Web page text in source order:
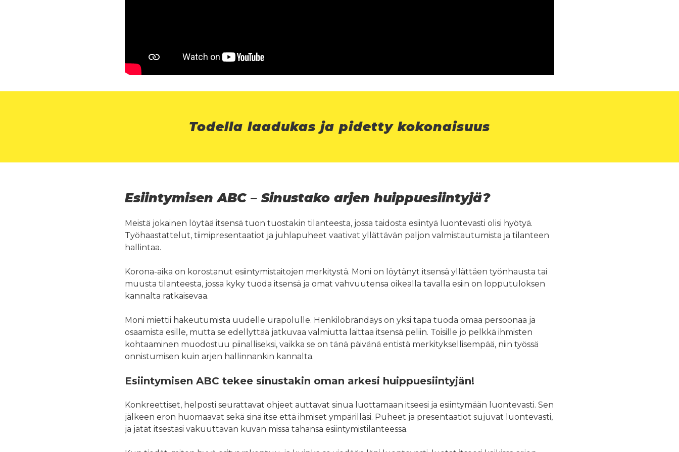
Todella laadukas ja pidetty kokonaisuus
Esiintymisen ABC – Sinustako arjen huippuesiintyjä?
Meistä jokainen löytää itsensä tuon tuostakin tilanteesta, jossa taidosta esiintyä luontevasti olisi hyötyä.
Työhaastattelut, tiimipresentaatiot ja juhlapuheet vaativat yllättävän paljon valmistautumista ja tilanteen
hallintaa.
Korona-aika on korostanut esiintymistaitojen merkitystä. Moni on löytänyt itsensä yllättäen työnhausta tai
muusta tilanteesta, jossa kyky tuoda itsensä ja omat vahvuutensa oikealla tavalla esiin on lopputuloksen
kannalta ratkaisevaa.
Moni miettii hakeutumista uudelle urapolulle. Henkilöbrändäys on yksi tapa tuoda omaa persoonaa ja
osaamista esille, mutta se edellyttää jatkuvaa valmiutta laittaa itsensä peliin. Toisille jo pelkkä ihmisten
kohtaaminen muodostuu piinalliseksi, vaikka se on tänä päivänä entistä merkityksellisempää, niin työssä
onnistumisen kuin arjen hallinnankin kannalta.
Esiintymisen ABC tekee sinustakin oman arkesi huippuesiintyjän!
Konkreettiset, helposti seurattavat ohjeet auttavat sinua luottamaan itseesi ja esiintymään luontevasti. Sen
jälkeen eron huomaavat sekä sinä itse että ihmiset ympärilläsi. Puheet ja presentaatiot sujuvat luontevasti,
ja jätät itsestäsi vakuuttavan kuvan missä tahansa esiintymistilanteessa.